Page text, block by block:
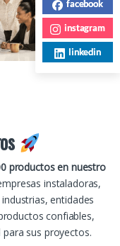
productos en nuestro
instaladoras,
entidades
confiables,
sus proyectos.
facebook
instagram
linkedin